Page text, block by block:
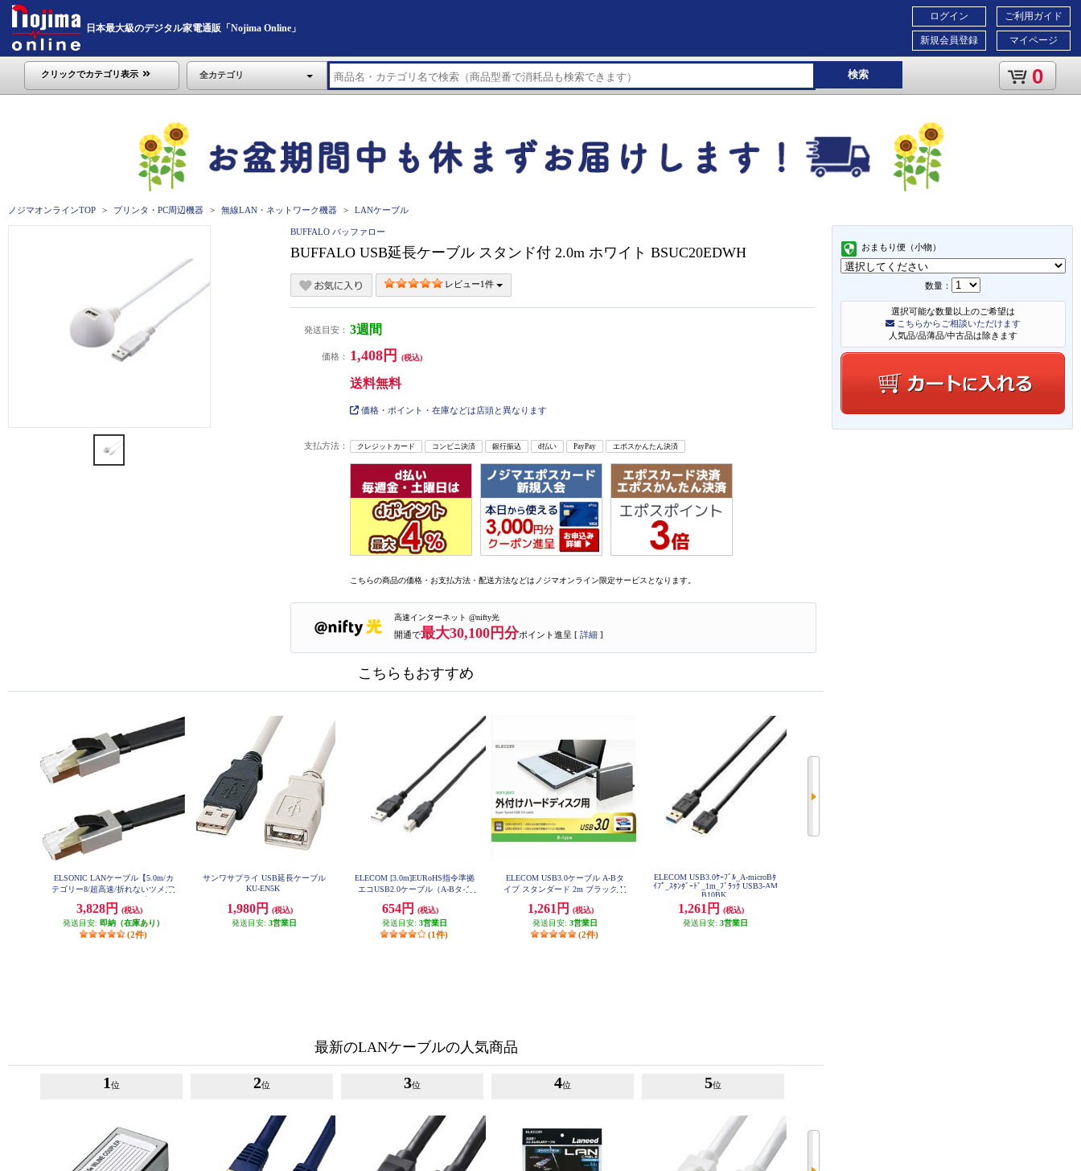
日本最大級のデジタル家電通販「Nojima Online」
ご利用ガイド
マイページ
ログイン
新規会員登録
クリックでカテゴリ表示 全カテゴリ 検索 0
ノジマオンラインTOP プリンタ・PC周辺機器 無線LAN・ネットワーク機器 LANケーブル
おまもり便（小物）
数量：
選択可能な数量以上のご希望は
こちらからご相談いただけます
人気品/品薄品/中古品は除きます
BUFFALO バッファロー
BUFFALO USB延長ケーブル スタンド付 2.0m ホワイト BSUC20EDWH
レビュー1件
発送目安： 3週間
価格： 1,408円 (税込)
送料無料
価格・ポイント・在庫などは店頭と異なります
支払方法： クレジットカード コンビニ決済 銀行振込 d払い PayPay エポスかんたん決済
こちらの商品の価格・お支払方法・配送方法などはノジマオンライン限定サービスとなります。
高速インターネット @nifty光
開通で最大30,100円分ポイント進呈 [ 詳細 ]
こちらもおすすめ
ELSONIC LANケーブル【5.0m/カ
テゴリー8/超高速/折れないツメ/フ
NF050CAT8
3,828円
(税込)
発送目安: 即納（在庫あり）
(2件)
サンワサプライ USB延長ケーブル
KU-EN5K
1,980円
(税込)
発送目安: 3営業日
ELECOM [3.0m]EURoHS指令準拠
エコUSB2.0ケーブル（A-Bタイ
654円
(税込)
発送目安: 3営業日
(1件)
ELECOM USB3.0ケーブル A-Bタ
イプ スタンダード 2m ブラック U
1,261円
(税込)
発送目安: 3営業日
(2件)
ELECOM USB3.0ｹｰﾌﾞﾙ_A-microBﾀ
ｲﾌﾟ_ｽﾀﾝﾀﾞｰﾄﾞ_1m_ﾌﾞﾗｯｸ USB3-AM
B10BK
1,261円
(税込)
発送目安: 3営業日
最新のLANケーブルの人気商品
1 位 2位 3位 4位 5位